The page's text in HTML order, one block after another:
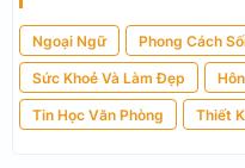
Ngoại Ngữ Phong Cách
Sức Khoẻ Và Làm Đẹp
Tin Học Văn Phòng Thiết